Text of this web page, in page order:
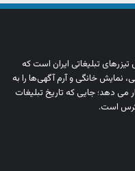
تبلیغاتی ایران است که
نمایش خانگی و آرم‌ آگهی‌ها را به‌
می‌ دهد؛ جایی که تاریخ تبلیغات
است.